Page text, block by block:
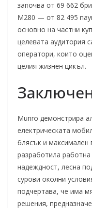
започва от 69 662
M280 — от 82 495
основно на частни
целевата аудитория
оператори, които
целия жизнен цикъл.
Munro демонстрира
електрическата
блясък и максимален
разработила
надеждност, лесна
сурови околни
подчертава, че има
решения,